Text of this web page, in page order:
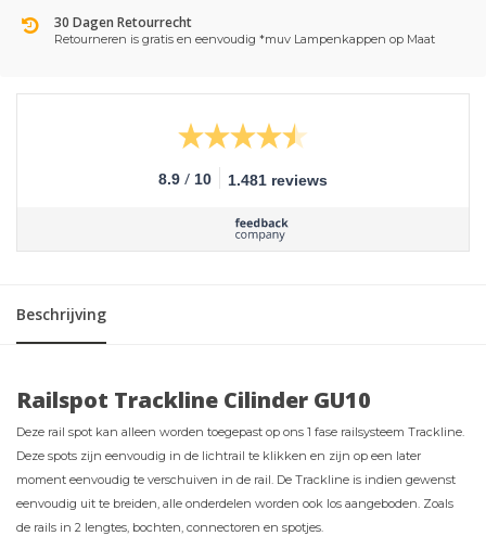
30 Dagen Retourrecht
Retourneren is gratis en eenvoudig *muv Lampenkappen op Maat
8.9 / 10 1.481 reviews
Beschrijving
Railspot Trackline Cilinder GU10
Deze rail spot kan alleen worden toegepast op ons 1 fase railsysteem Trackline.
Deze spots zijn eenvoudig in de lichtrail te klikken en zijn op een later
moment eenvoudig te verschuiven in de rail. De Trackline is indien gewenst
eenvoudig uit te breiden, alle onderdelen worden ook los aangeboden. Zoals
de rails in 2 lengtes, bochten, connectoren en spotjes.